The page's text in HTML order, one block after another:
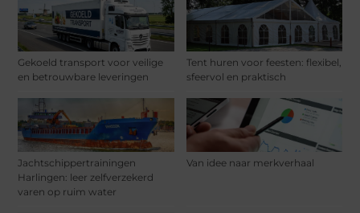
Gekoeld transport voor veilige
en betrouwbare leveringen
Tent huren voor feesten: flexibel,
sfeervol en praktisch
Jachtschippertrainingen
Harlingen: leer zelfverzekerd
varen op ruim water
Van idee naar merkverhaal